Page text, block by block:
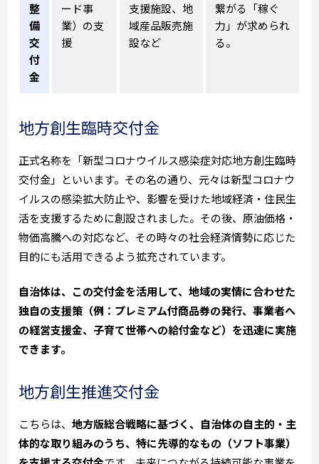
整
備
交
付
金
ード事
業）の支
援
支援施設、地
域産品販売施
設など
繋がる「稼ぐ
力」が求められ
る。
地方創生臨時交付金
正式名称を「新型コロナウイルス感染症対応地方創生臨時
交付金」といいます。その名の通り、元々は新型コロナウ
イルスの感染拡大防止や、影響を受けた地域経済・住民生
活を支援するために創設されました。その後、原油価格・
物価高騰への対応など、その時々の社会経済情勢に応じた
目的にも活用できるよう拡充されています。
自治体は、この交付金を活用して、地域の実情に合わせた
独自の支援策（例：プレミアム付商品券の発行、事業者へ
の経営支援金、子育て世帯への給付金など）を迅速に実施
できます。
地方創生推進交付金
こちらは、 地方版総合戦略に基づく、自治体の自主的・主
体的な取り組みのうち、特に先導的なもの（ソフト事業）